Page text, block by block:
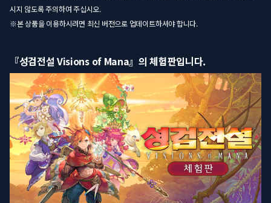
시지 않도록 주의하여 주십시오.
※본 상품을 이용하시려면 최신 버전으로 업데이트하셔야 합니다.
『성검전설 Visions of Mana』의 체험판입니다.